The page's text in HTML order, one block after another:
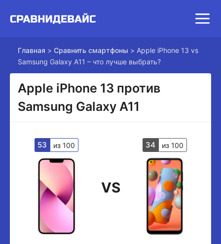
Главная > Сравнить смартфоны > Apple iPhone 13 vs
Samsung Galaxy A11 – что лучше выбрать?
Apple iPhone 13 против
Samsung Galaxy A11
53 из 100
VS
34 из 100